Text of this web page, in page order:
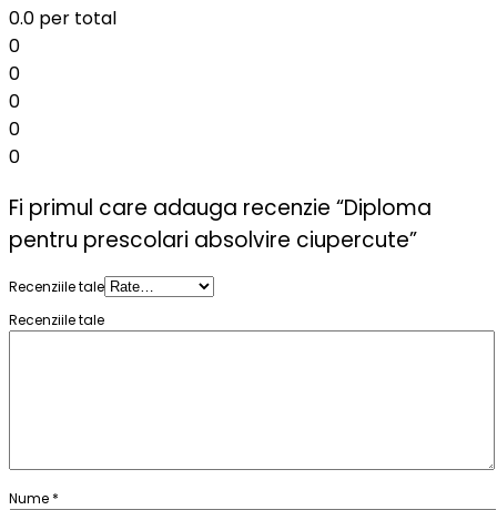
0.0 per total
0
0
0
0
0
Fi primul care adauga recenzie “Diploma
pentru prescolari absolvire ciupercute”
Recenziile tale
Recenziile tale
Nume *